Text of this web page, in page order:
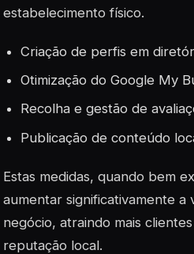
estabelecimento físico.
Criação de perfis em
Otimização do Google My
Recolha e gestão de
Publicação de conteúdo
Estas medidas, quando bem
aumentar significativamente a
negócio, atraindo mais
reputação local.